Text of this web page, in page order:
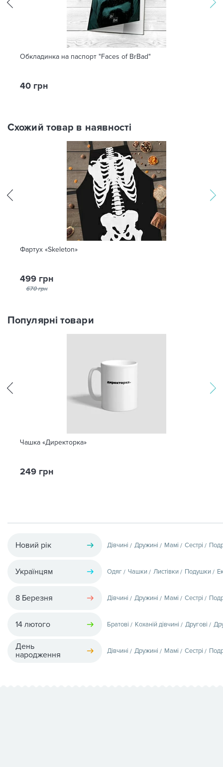
Обкладинка на паспорт "Faces of BrBad"
40 грн
Схожий товар в наявності
Фартух «Skeleton»
499 грн
670 грн
Популярні товари
Чашка «Директорка»
249 грн
Новий рік Дівчині Дружині Мамі Сестрі
Українцям Одяг Чашки Листівки Подушки
8 Березня Дівчині Дружині Мамі Сестрі
14 лютого Братові Коханій дівчині Другові
День
народження
Дівчині Дружині Мамі Сестрі